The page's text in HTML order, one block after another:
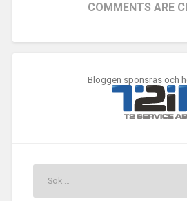
COMMENTS ARE
Bloggen sponsras och